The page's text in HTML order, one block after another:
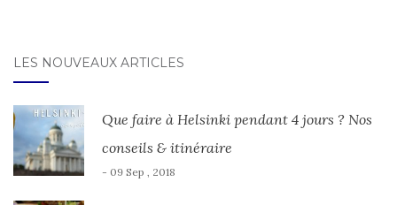
LES NOUVEAUX ARTICLES
Que faire à Helsinki pendant 4 jours ? Nos
conseils & itinéraire
- 09 Sep , 2018